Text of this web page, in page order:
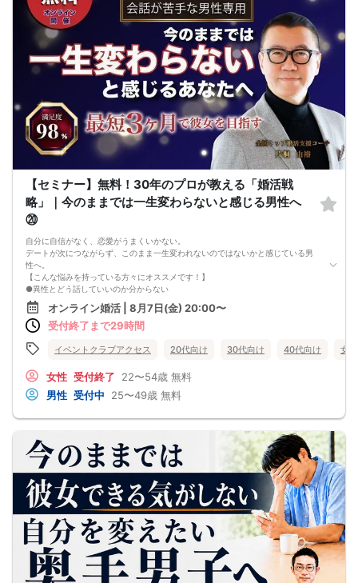
【セミナー】無料！30年のプロが教える「婚活戦
略」｜今のままでは一生変わらないと感じる男性へ
⑳
自分に自信がなく、恋愛がうまくいかない。
デートが次につながらず、このまま一生変われないのではないかと感じている男
性へ。
【こんな悩みを持っている方々にオススメです！】
●異性とどう話していいのか分からない
●婚活パーティー、合コンで上手くいかない
●デートやお見合いが２回目につながらない
●今のままでは一生変わらない気がする
恋愛経験が少なくても大丈夫です。
恋愛・婚活の具体的な方法をお伝えします。
【婚活戦略セミナーで得られるメリットは！】
●休日に彼女と楽しくデートできる自分を目指せる
●婚活パーティーやマッチングアプリで結果を出せるようになる
●異性とのコミュニケーションのポイントが理解できる
●好きになった女性との関係を続けられるようになる
まずは、異性が求めていることを理解し、
それを提供できる自分自身に変化していくことにより、
はじめて自分が好きな異性が自分を好きになってくれるようになり、
恋愛婚活が上手くいくようになります。
改善
異性が求めていることを理解し、
それを自然に伝えられる自分に変わることで、
好きな女性から選ばれるようになります。
婚活戦略セミナーでは、恋愛や婚活で悩む男性が
短期間で変化と成果を実感できる方法をお伝えします。
【注意事項】
オンライン婚活 | 8月7日(金) 20:00〜
受付終了まで29時間
イベントクラブアクセス 20代向け 30代向け 40代向け 女
女性 受付終了 22〜54歳 無料
男性 受付中 25〜49歳 無料